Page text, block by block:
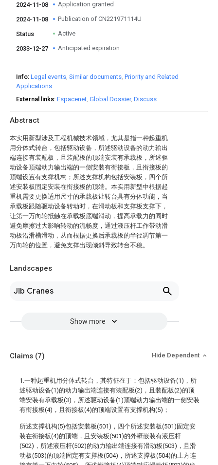
Abstract
本实用新型涉及工程机械技术领域，尤其是指一种起重机
用分体式转台，包括驱动设备，所述驱动设备的动力输出
端连接有装配板，且装配板的顶端安装有承载板，所述驱
动设备顶端动力输出端的一侧安装有衔接板，且衔接板的
顶端设置有支撑机构；所述支撑机构包括安装板，四个所
述安装板固定安装在衔接板的顶端。本实用新型中根据起
重机需要更换适用尺寸的承载板让转台具有分体功能，当
承载板跟随驱动设备转动时，在滑动板和支撑板支撑下，
让第一万向轮抵触在承载板底端滑动，提高承载力的同时
避免摩擦过大影响转动的流畅度，通过液压杆工作带动滑
动板沿滑槽滑动，从而根据更换后承载板的半径调节第一
万向轮的位置，避免支撑出现倾斜导致转台不稳。
Landscapes
Jib Cranes
Show more
2024-11-08 Application granted
2024-11-08 Publication of CN221971114U
Status Active
2033-12-27 Anticipated expiration
Info Legal events Similar documents Priority and Related
Applications
External links Espacenet Global Dossier Discuss
Claims (7) Hide Dependent
1.一种起重机用分体式转台，其特征在于：包括驱动设备(1)，所
述驱动设备(1)的动力输出端连接有装配板(2)，且装配板(2)的顶
端安装有承载板(3)，所述驱动设备(1)顶端动力输出端的一侧安装
有衔接板(4)，且衔接板(4)的顶端设置有支撑机构(5)；
所述支撑机构(5)包括安装板(501)，四个所述安装板(501)固定安
装在衔接板(4)的顶端，且安装板(501)的外壁嵌装有液压杆
(502)，所述液压杆(502)的动力输出端连接有滑动板(503)，且滑
动板(503)的顶端固定有支撑板(504)，所述支撑板(504)的上方连